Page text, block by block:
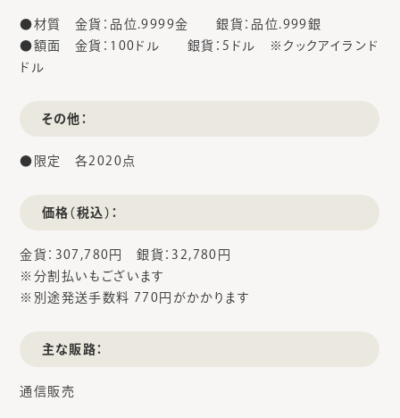
●材質 金貨：品位.9999金 銀貨：品位.999銀
●額面 金貨：100ドル 銀貨：5ドル ※クックアイランド
ドル
その他：
●限定 各2020点
価格（税込）：
金貨：307,780円 銀貨：32,780円
※分割払いもございます
※別途発送手数料 770円がかかります
主な販路：
通信販売